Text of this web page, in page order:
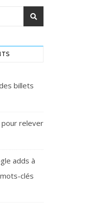
billets
pour relever
adds à
clés